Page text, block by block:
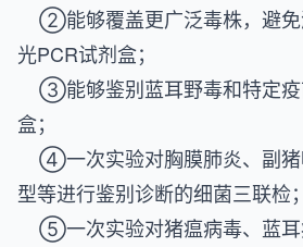
②能够覆盖更广泛毒株，避免
光PCR试剂盒；
③能够鉴别蓝耳野毒和特定疫
盒；
④一次实验对胸膜肺炎、副猪
型等进行鉴别诊断的细菌三联检；
⑤一次实验对猪瘟病毒、蓝耳